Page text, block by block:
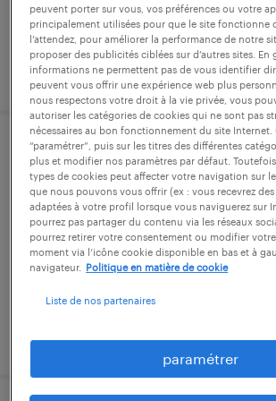
publié le 20 juillet 2026
preparateur en pharmacie f/
cdi dès que possible
rennes, ille-et-vilaine
cdi
15,83 € par heure
publié le 9 avril 2026
peuvent porter sur vous, vos préférences ou votre
principalement utilisées pour que le site fonctionne
l’attendez, pour améliorer la performance de notre
proposer des publicités ciblées sur d’autres sites. En
informations ne permettent pas de vous identifier
peuvent vous offrir une expérience web plus
nous respectons votre droit à la vie privée, vous
autoriser les catégories de cookies qui ne sont pas
nécessaires au bon fonctionnement du site Internet.
“paramétrer”, puis sur les titres des différentes
plus et modifier nos paramètres par défaut.
types de cookies peut affecter votre navigation sur
que nous pouvons vous offrir (ex : vous recevrez
adaptées à votre profil lorsque vous naviguerez sur
pourrez pas partager du contenu via les réseaux
pourrez retirer votre consentement ou modifier
moment via l’icône cookie disponible en bas et à
navigateur.
Politique en matière de cookie
Liste de nos partenaires
paramétrer